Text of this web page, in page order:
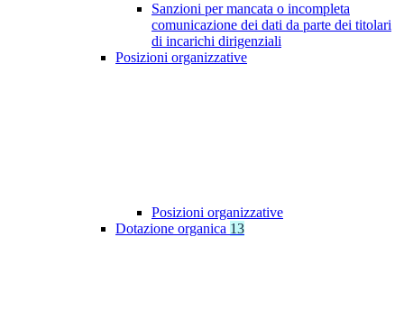
Sanzioni per mancata o incompleta
comunicazione dei dati da parte dei titolari
di incarichi dirigenziali
Posizioni organizzative
Posizioni organizzative
Dotazione organica 13